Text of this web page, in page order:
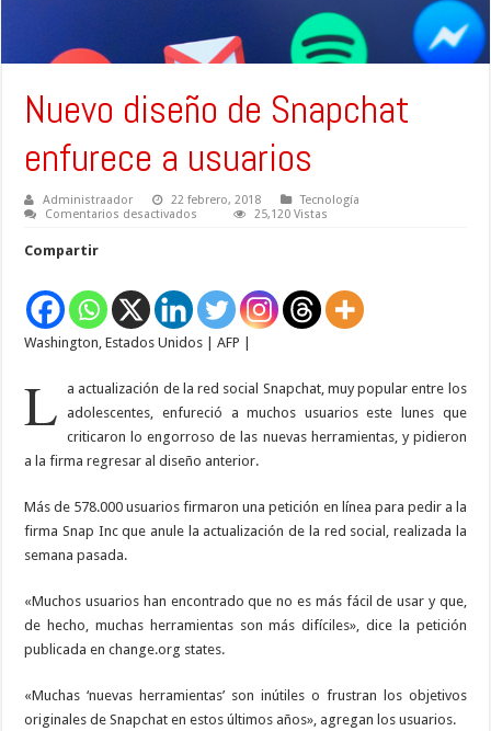
Nuevo diseño de Snapchat
enfurece a usuarios
Administraador 22 febrero, 2018
Tecnología
Comentarios desactivados
a
usuarios
25,120 Vistas
Compartir
Washington,Estados Unidos AFP
L
a actualización de la red social Snapchat, muy popular entre los
adolescentes, enfureció a muchos usuarios este lunes que
criticaron lo engorroso de las nuevas herramientas, y pidieron
a la firma regresar al diseño anterior.
Más de 578.000 usuarios firmaron una petición en línea para pedir a la
firma Snap Inc que anule la actualización de la red social, realizada la
semana pasada.
«Muchos usuarios han encontrado que no es más fácil de usar y que,
de hecho, muchas herramientas son más difíciles», dice la petición
publicada en change.org states.
«Muchas ‘nuevas herramientas’ son inútiles o frustran los objetivos
originales de Snapchat en estos últimos años», agregan los usuarios.